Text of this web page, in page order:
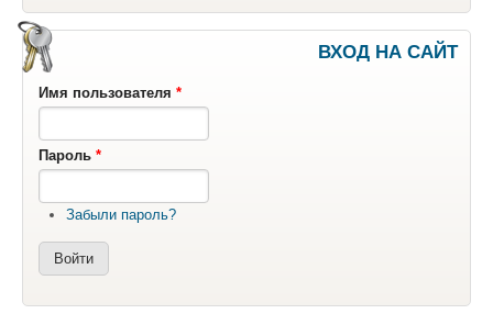
ВХОД НА САЙТ
Имя пользователя *
Пароль *
Забыли пароль?